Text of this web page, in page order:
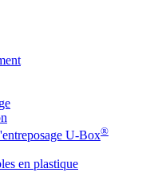
U-Box®
en plastique